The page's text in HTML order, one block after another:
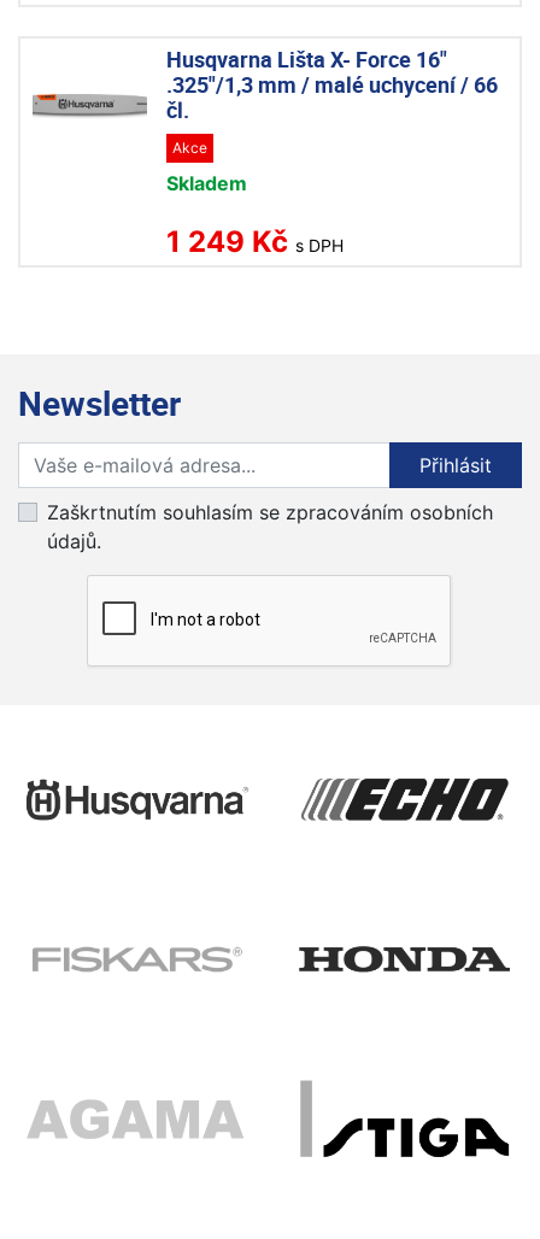
Husqvarna Lišta X- Force 16"
.325"/1,3 mm / malé uchycení / 66
čl.
Akce
Skladem
1 249 Kč s DPH
Newsletter
Přihlaste se k odběru novinek
Přihlásit
Zaškrtnutím souhlasím se zpracováním osobních
údajů.